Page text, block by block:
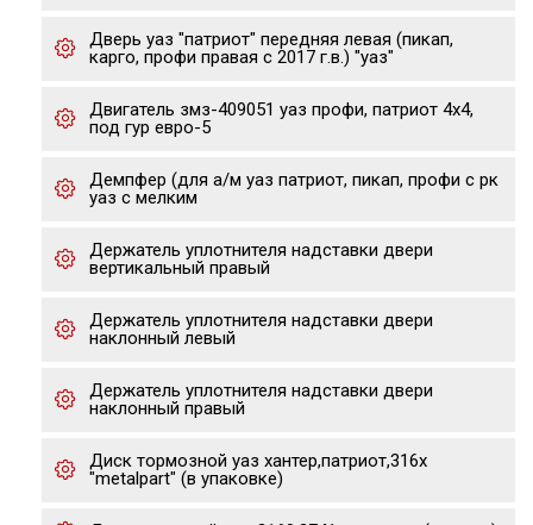
Дверь уаз "патриот" передняя левая (пикап,
карго, профи правая с 2017 г.в.) "уаз"
Двигатель змз-409051 уаз профи, патриот 4х4,
под гур евро-5
Демпфер (для а/м уаз патриот, пикап, профи с рк
уаз с мелким
Держатель уплотнителя надставки двери
вертикальный правый
Держатель уплотнителя надставки двери
наклонный левый
Держатель уплотнителя надставки двери
наклонный правый
Диск тормозной уаз хантер,патриот,316x
"metalpart" (в упаковке)